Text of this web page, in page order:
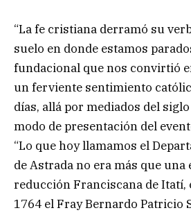
“La fe cristiana derramó su
suelo en donde estamos
fundacional que nos convirtió
un ferviente sentimiento
días, allá por mediados del
modo de presentación del
“Lo que hoy llamamos el
de Astrada no era más que una
reducción Franciscana de Itatí,
1764 el Fray Bernardo Patricio